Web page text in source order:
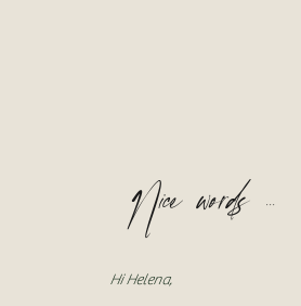
Nice words ...
Hi Helena,